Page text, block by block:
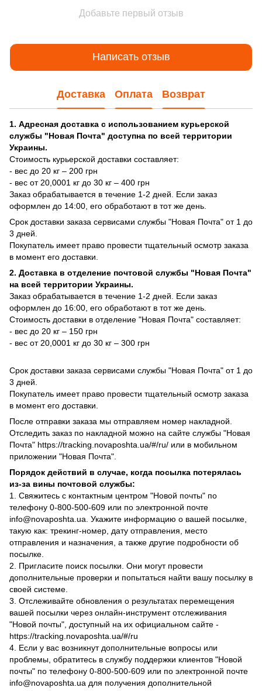
Добавьте первый отзыв
Написать отзыв
Доставка Оплата Возврат
1. Адресная доставка с использованием курьерской
службы "Новая Почта" доступна по всей территории
Украины.
Стоимость курьерской доставки составляет:
- вес до 20 кг – 200 грн
- вес от 20,0001 кг до 30 кг – 400 грн
Заказ обрабатывается в течение 1-2 дней. Если заказ
оформлен до 14:00, его обработают в тот же день.
Срок доставки заказа сервисами службы "Новая Почта" от 1 до
3 дней.
Покупатель имеет право провести тщательный осмотр заказа
в момент его доставки.
2. Доставка в отделение почтовой службы "Новая Почта"
на всей территории Украины.
Заказ обрабатывается в течение 1-2 дней. Если заказ
оформлен до 16:00, его обработают в тот же день.
Стоимость доставки в отделение "Новая Почта" составляет:
- вес до 20 кг – 150 грн
- вес от 20,0001 кг до 30 кг – 300 грн
Срок доставки заказа сервисами службы "Новая Почта" от 1 до
3 дней.
Покупатель имеет право провести тщательный осмотр заказа
в момент его доставки.
После отправки заказа мы отправляем номер накладной.
Отследить заказ по накладной можно на сайте службы "Новая
Почта" https://tracking.novaposhta.ua/#/ru/ или в мобильном
приложении "Новая Почта".
Порядок действий в случае, когда посылка потерялась
из-за вины почтовой службы:
1. Свяжитесь с контактным центром "Новой почты" по
телефону 0-800-500-609 или по электронной почте
info@novaposhta.ua. Укажите информацию о вашей посылке,
такую как: трекинг-номер, дату отправления, место
отправления и назначения, а также другие подробности об
посылке.
2. Пригласите поиск посылки. Они могут провести
дополнительные проверки и попытаться найти вашу посылку в
своей системе.
3. Отслеживайте обновления о результатах перемещения
вашей посылки через онлайн-инструмент отслеживания
"Новой почты", доступный на их официальном сайте -
https://tracking.novaposhta.ua/#/ru
4. Если у вас возникнут дополнительные вопросы или
проблемы, обратитесь в службу поддержки клиентов "Новой
почты" по телефону 0-800-500-609 или по электронной почте
info@novaposhta.ua для получения дополнительной